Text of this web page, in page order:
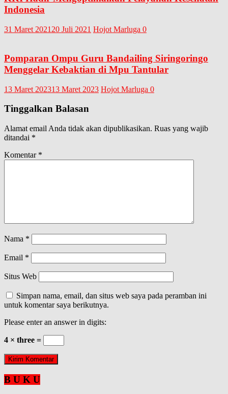
Indonesia
31 Maret 2021 20 Juli 2021 Hojot Marluga 0
Pomparan Ompu Guru Bandailing Siringoringo
Menggelar Kebaktian di Mpu Tantular
13 Maret 202313 Maret 2023 Hojot Marluga 0
Tinggalkan Balasan
Alamat email Anda tidak akan dipublikasikan. Ruas yang wajib
ditandai *
Komentar *
Nama *
Email *
Situs Web
Simpan nama, email, dan situs web saya pada peramban ini
untuk komentar saya berikutnya.
Please enter an answer in digits:
4 × three =
B U K U